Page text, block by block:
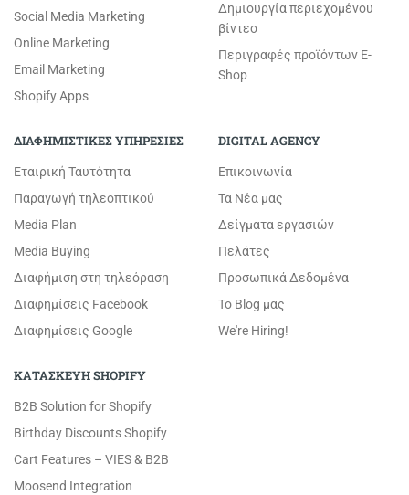
Social Media Marketing
Online Marketing
Email Marketing
Shopify Apps
Δημιουργία περιεχομένου
βίντεο
Περιγραφές προϊόντων E-
Shop
ΔΙΑΦΗΜΙΣΤΙΚΕΣ ΥΠΗΡΕΣΙΕΣ
Εταιρική Ταυτότητα
Παραγωγή τηλεοπτικού
Media Plan
Media Buying
Διαφήμιση στη τηλεόραση
Διαφημίσεις Facebook
Διαφημίσεις Google
DIGITAL AGENCY
Επικοινωνία
Τα Νέα μας
Δείγματα εργασιών
Πελάτες
Προσωπικά Δεδομένα
Το Blog μας
We're Hiring!
ΚΑΤΑΣΚΕΥΗ SHOPIFY
B2B Solution for Shopify
Birthday Discounts Shopify
Cart Features – VIES & B2B
Moosend Integration